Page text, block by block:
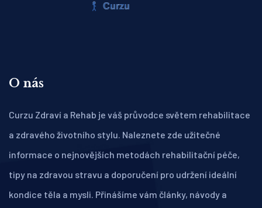
O nás
Curzu Zdraví a Rehab je váš průvodce světem rehabilitace
a zdravého životního stylu. Naleznete zde užitečné
informace o nejnovějších metodách rehabilitační péče,
tipy na zdravou stravu a doporučení pro udržení ideální
kondice těla a mysli. Přinášíme vám články, návody a